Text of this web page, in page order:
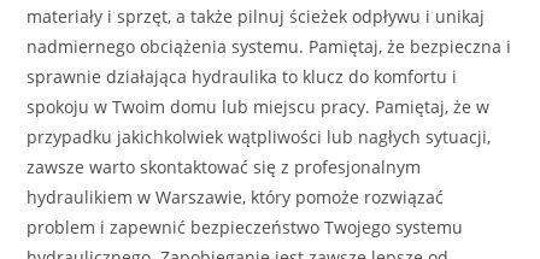
materiały i sprzęt, a także pilnuj ścieżek odpływu i unikaj
nadmiernego obciążenia systemu. Pamiętaj, że bezpieczna i
sprawnie działająca hydraulika to klucz do komfortu i
spokoju w Twoim domu lub miejscu pracy. Pamiętaj, że w
przypadku jakichkolwiek wątpliwości lub nagłych sytuacji,
zawsze warto skontaktować się z profesjonalnym
hydraulikiem w Warszawie, który pomoże rozwiązać
problem i zapewnić bezpieczeństwo Twojego systemu